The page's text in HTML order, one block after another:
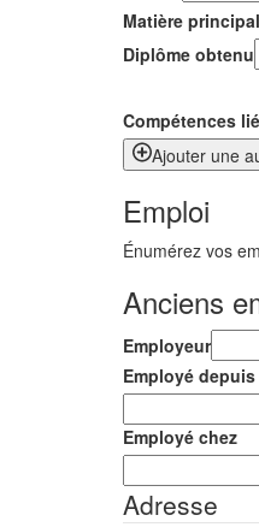
Matière
Diplôme obtenu
Compétences
Ajouter une
Emploi
Énumérez vos
Anciens
Employeur
Employé depuis
Employé chez
Adresse